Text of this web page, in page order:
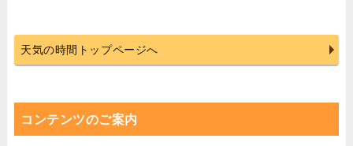
天気の時間トップページへ
コンテンツのご案内